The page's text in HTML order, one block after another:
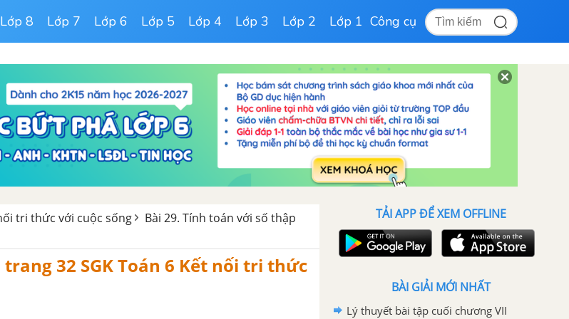
Lớp 8 Lớp 7 Lớp 6 Lớp 5 Lớp 4 Lớp 3 Lớp 2 Lớp 1 Công cụ
tri thức với cuộc sống
Bài 29. Tính toán với số thập
32 SGK Toán 6 Kết nối tri thức
TẢI APP ĐỂ XEM OFFLINE
BÀI GIẢI MỚI NHẤT
Lý thuyết bài tập cuối chương VII